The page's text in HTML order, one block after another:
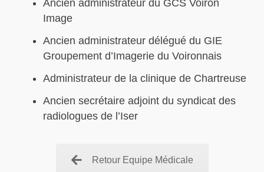
Ancien administrateur du GCS Voiron
Image
Ancien administrateur délégué du GIE
Groupement d’Imagerie du Voironnais
Administrateur de la clinique de Chartreuse
Ancien secrétaire adjoint du syndicat des
radiologues de l’Iser
Retour Equipe Médicale